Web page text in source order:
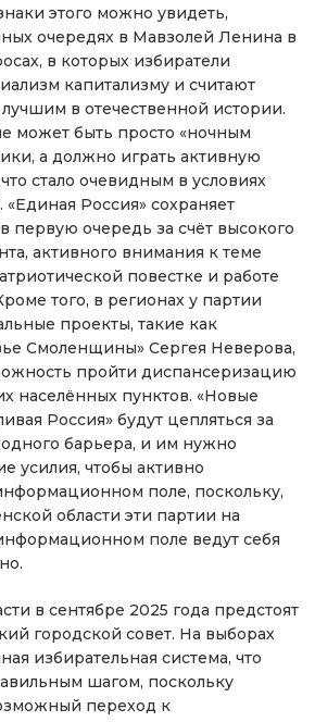
этого можно увидеть,
очередях в Мавзолей Ленина в
в которых избиратели
капитализму и считают
в отечественной истории.
может быть просто «ночным
а должно играть активную
стало очевидным в условиях
Россия» сохраняет
первую очередь за счёт высокого
активного внимания к теме
повестке и работе
того, в регионах у партии
проекты, такие как
Смоленщины» Сергея Неверова,
пройти диспансеризацию
населённых пунктов. «Новые
Россия» будут цепляться за
барьера, и им нужно
усилия, чтобы активно
поле, поскольку,
области эти партии на
поле ведут себя
в сентябре 2025 года предстоят
городской совет. На выборах
избирательная система, что
шагом, поскольку
переход к